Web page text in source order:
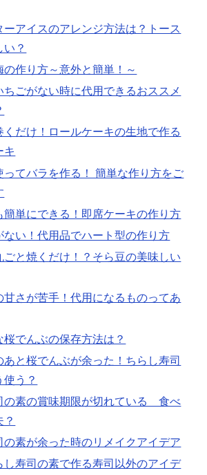
ーアイスのアレンジ方法は？トース
い？
の作り方～意外と簡単！～
ちごがない時に代用できるおススメ
くだけ！ロールケーキの生地で作る
キ
ってバラを作る！ 簡単な作り方をご
簡単にできる！即席ケーキの作り方
ない！代用品でハート型の作り方
ごと焼くだけ！？そら豆の美味しい
甘さが苦手！代用になるものってあ
桜でんぶの保存方法は？
あと桜でんぶが余った！ちらし寿司
使う？
の素の賞味期限が切れている 食べ
？
の素が余った時のリメイクアイデア
し寿司の素で作る寿司以外のアイデ